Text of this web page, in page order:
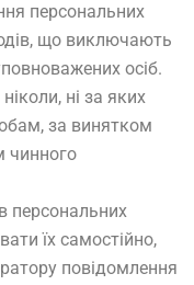
персональних
що виключають
осіб.
ні за яких
за винятком
чинного
персональних
їх самостійно,
повідомлення